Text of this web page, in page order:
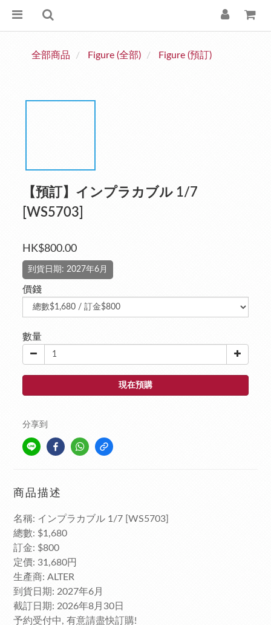
全部商品 Figure (全部) Figure (預訂)
【預訂】インプラカブル 1/7
[WS5703]
HK$800.00
到貨日期: 2027年6月
價錢
數量
現在預購
分享到
商品描述
名稱: インプラカブル 1/7 [WS5703]
總數: $1,680
訂金: $800
定價: 31,680円
生產商: ALTER
到貨日期: 2027年6月
截訂日期: 2026年8月30日
予約受付中, 有意請盡快訂購!